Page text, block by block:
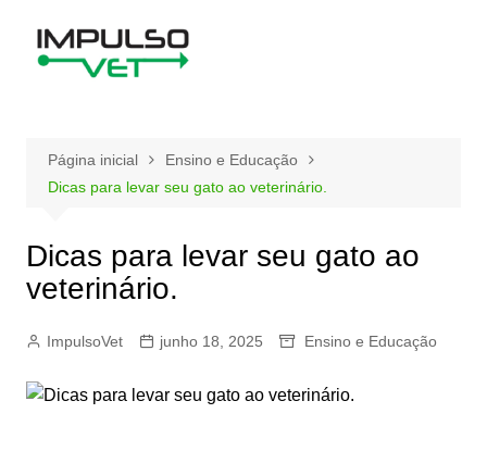
Página inicial
Ensino e Educação
Dicas para levar seu gato ao veterinário.
Dicas para levar seu gato ao
veterinário.
ImpulsoVet junho 18, 2025 Ensino e Educação